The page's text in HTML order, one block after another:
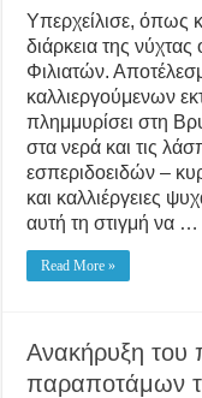
Υπερχείλισε, όπως
διάρκεια της
Φιλιατών.
καλλιεργούμενων
πλημμυρίσει στη
στα νερά και τις
εσπεριδοειδών –
και καλλιέργειες
αυτή τη στιγμή να …
Read More »
Ανακήρυξη του
παραποτάμων